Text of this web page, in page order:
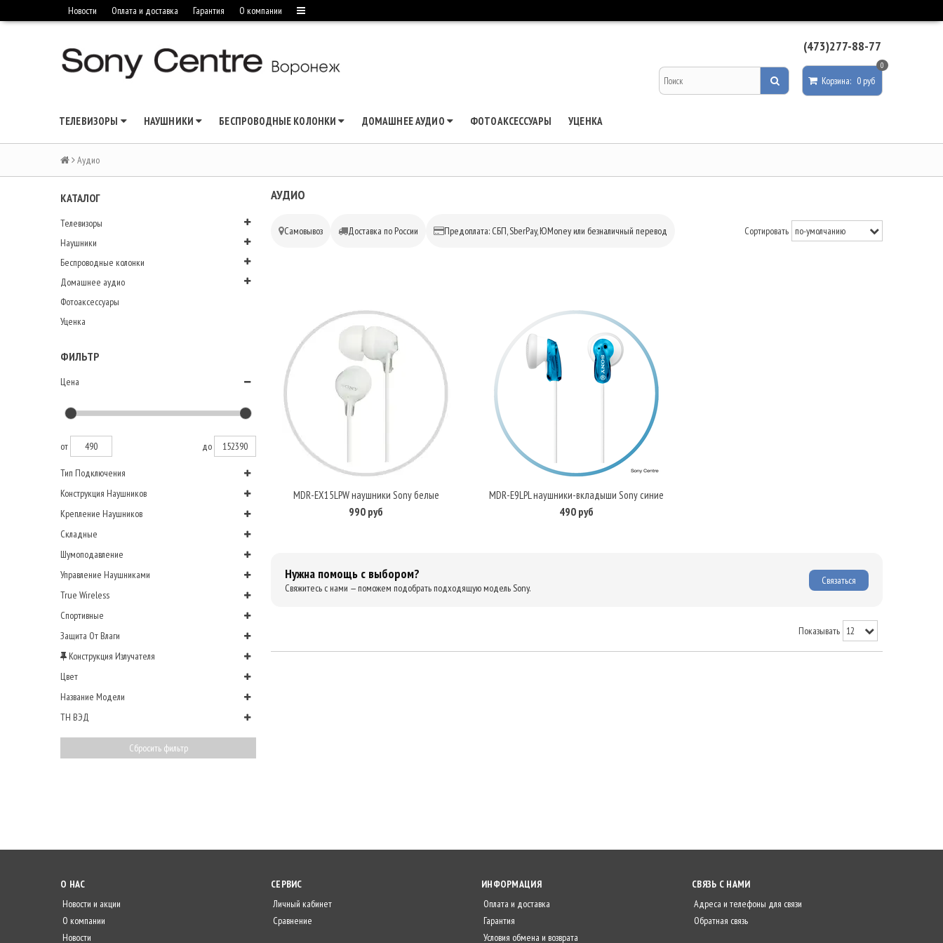
Новости Оплата и доставка Гарантия О компании
(473)277-88-77
Корзина:
0
0 руб
ТЕЛЕВИЗОРЫ НАУШНИКИ БЕСПРОВОДНЫЕ КОЛОНКИ ДОМАШНЕЕ АУДИО ФОТОАКСЕССУАРЫ УЦЕНКА
Аудио
КАТАЛОГ
Телевизоры
Наушники
Беспроводные колонки
Домашнее аудио
Фотоаксессуары
Уценка
ФИЛЬТР
Цена
от до
Тип Подключения
Конструкция Наушников
Крепление Наушников
Складные
Шумоподавление
Управление Наушниками
True Wireless
Спортивные
Защита От Влаги
Конструкция Излучателя
Цвет
Название Модели
ТН ВЭД
Сбросить фильтр
АУДИО
Самовывоз Доставка по России Предоплата: СБП, SberPay, ЮMoney или безналичный перевод Сортировать
В корзину
MDR-EX15LPW наушники Sony белые
990 руб
В корзину
MDR-E9LPL наушники-вкладыши Sony синие
490 руб
Нужна помощь с выбором?
Свяжитесь с нами — поможем подобрать подходящую модель Sony.
Связаться
Показывать
О НАС
Новости и акции
О компании
Новости
СЕРВИС
Личный кабинет
Сравнение
ИНФОРМАЦИЯ
Оплата и доставка
Гарантия
Условия обмена и возврата
СВЯЗЬ С НАМИ
Адреса и телефоны для связи
Обратная связь